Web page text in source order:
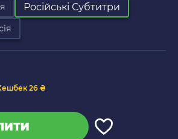
Російські Субтитри
26 ₴